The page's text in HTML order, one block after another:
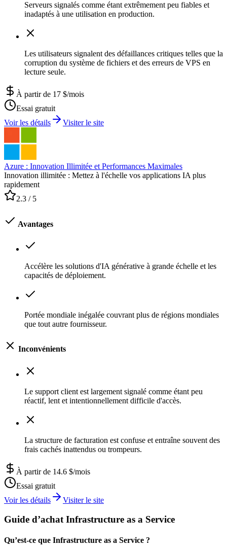
Serveurs signalés comme étant extrêmement peu fiables et
inadaptés à une utilisation en production.
Les utilisateurs signalent des défaillances critiques telles que la
corruption du système de fichiers et des erreurs de VPS en
lecture seule.
À partir de 17 $/mois
Essai gratuit
Voir les détails
Visiter le site
Azure : Innovation Illimitée et Performances Maximales
Innovation illimitée : Mettez à l'échelle vos applications IA plus
rapidement
2.3 / 5
Avantages
Accélère les solutions d'IA générative à grande échelle et les
capacités de déploiement.
Portée mondiale inégalée couvrant plus de régions mondiales
que tout autre fournisseur.
Inconvénients
Le support client est largement signalé comme étant peu
réactif, lent et intentionnellement difficile d'accès.
La structure de facturation est confuse et entraîne souvent des
frais cachés inattendus ou trompeurs.
À partir de 14.6 $/mois
Essai gratuit
Voir les détails
Visiter le site
Guide d’achat Infrastructure as a Service
Qu’est-ce que Infrastructure as a Service ?